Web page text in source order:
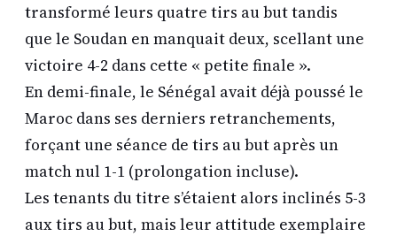
transformé leurs quatre tirs au but tandis
que le Soudan en manquait deux, scellant une
victoire 4-2 dans cette « petite finale ».
En demi-finale, le Sénégal avait déjà poussé le
Maroc dans ses derniers retranchements,
forçant une séance de tirs au but après un
match nul 1-1 (prolongation incluse).
Les tenants du titre s’étaient alors inclinés 5-3
aux tirs au but, mais leur attitude exemplaire